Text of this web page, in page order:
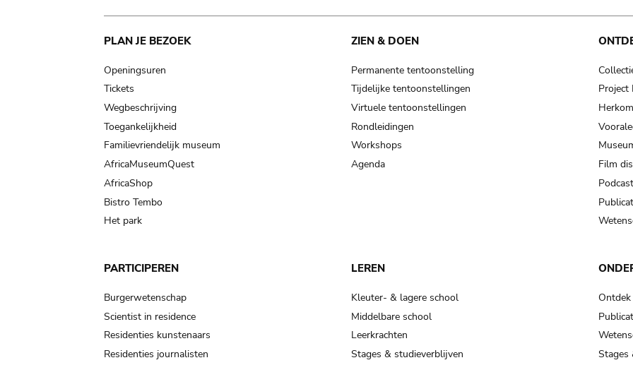
Main
navigation
PLAN JE BEZOEK
Openingsuren
Tickets
Wegbeschrijving
Toegankelijkheid
Familievriendelijk museum
AfricaMuseumQuest
AfricaShop
Bistro Tembo
Het park
ZIEN & DOEN
Permanente tentoonstelling
Tijdelijke tentoonstellingen
Virtuele tentoonstellingen
Rondleidingen
Workshops
Agenda
Project
Film
PARTICIPEREN
Burgerwetenschap
Scientist in residence
Residenties kunstenaars
Residenties journalisten
LEREN
Kleuter- & lagere school
Middelbare school
Leerkrachten
Stages & studieverblijven
Stages